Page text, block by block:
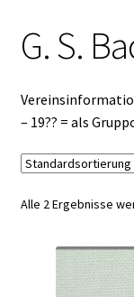
G. S.
– 19?? = als
Alle 2 Ergebnisse